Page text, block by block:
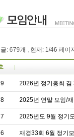
: 679개 , 현재: 1/46 페이지
2026년 정기총회
2025년 연말 모임/재
2025년도 9월 정기
재경33회 6월 정기